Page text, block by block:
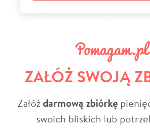
ZAŁÓŻ SWOJĄ
Załóżdarmową zbiórkę
swoich bliskich lub